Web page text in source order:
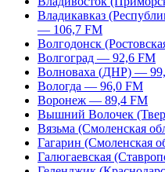
Владикавказ
— 106,7 FM
Волгодонск
Волгоград — 92,6 FM
Волноваха (ДНР) —
Вологда — 96,0 FM
Воронеж — 89,4 FM
Вышний Волочек
Вязьма (Смоленская
Гагарин (Смоленская
Галюгаевская